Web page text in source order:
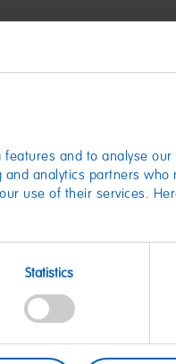
and to analyse
analytics partners who
use of their services.
Statistics
Pasta Penne in
schmecken nach
Vegetarierbund
Nährwerte
Nährwerte
Energie: